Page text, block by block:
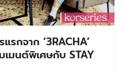
รกจาก ‘3RACHA’
เมนต์พิเศษกับ STAY